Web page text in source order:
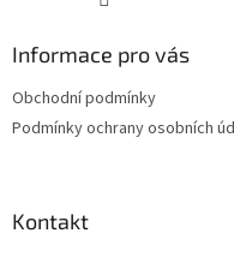
Informace pro vás
Obchodní podmínky
Podmínky ochrany osobních
Kontakt